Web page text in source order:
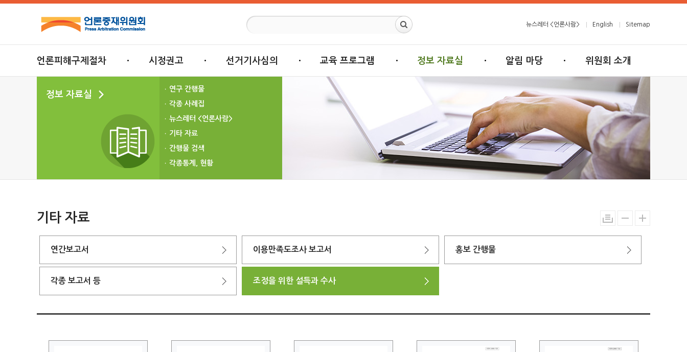
뉴스레터 <언론사람> English Sitemap
언론피해구제절차 시정권고 선거기사심의 교육 프로그램 정보 자료실 알림 마당 위원회 소개
정보 자료실
연구 간행물
각종 사례집
뉴스레터 <언론사람>
기타 자료
간행물 검색
각종통계, 현황
기타 자료
연간보고서 이용만족도조사 보고서 홍보 간행물
각종 보고서 등 조정을 위한 설득과 수사